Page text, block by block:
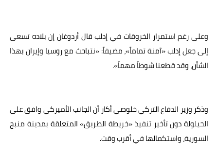
وعلى رغم استمرار الخروقات في إدلب قال أردوغان إن بلاده تسعى
إلى جعل إدلب «آمنة تماماً»، مضيفاً: «نتباحث مع روسيا وإيران بهذا
الشأن، وقد قطعنا شوطاً مهماً».
وذكر وزير الدفاع التركي خلوصي أكار أن الجانب الأميركي وافق على
الحيلولة دون تأخير تنفيذ «خريطة الطريق» المتعلقة بمدينة منبج
السورية، واستكمالها في أقرب وقت.